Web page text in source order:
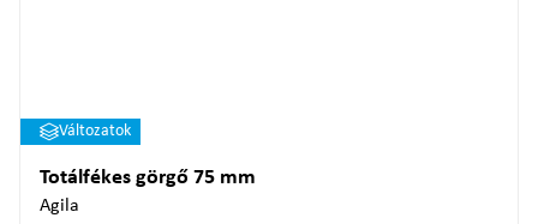
Változatok
Totálfékes görgő 75 mm
Agila